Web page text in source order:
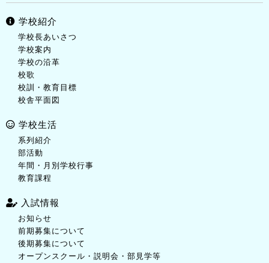
学校紹介
学校長あいさつ
学校案内
学校の沿革
校歌
校訓・教育目標
校舎平面図
学校生活
系列紹介
部活動
年間・月別学校行事
教育課程
入試情報
お知らせ
前期募集について
後期募集について
オープンスクール・説明会・部見学等